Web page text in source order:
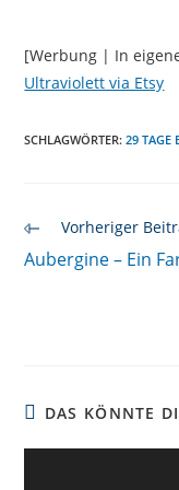
[Werbung | In
Ultraviolett via Etsy
SCHLAGWÖRTER:29 TAGE
Weitere
ansehen
Vorheriger
Aubergine – Ein
DAS KÖNNTE